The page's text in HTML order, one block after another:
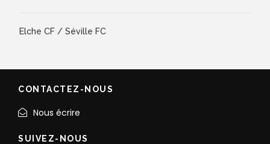
Elche CF / Séville FC
CONTACTEZ-NOUS
Nous écrire
SUIVEZ-NOUS